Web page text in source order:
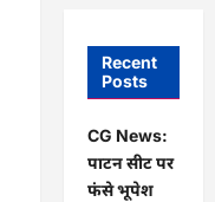
Recent
Posts
CG News:
पाटन सीट पर
फंसे भूपेश